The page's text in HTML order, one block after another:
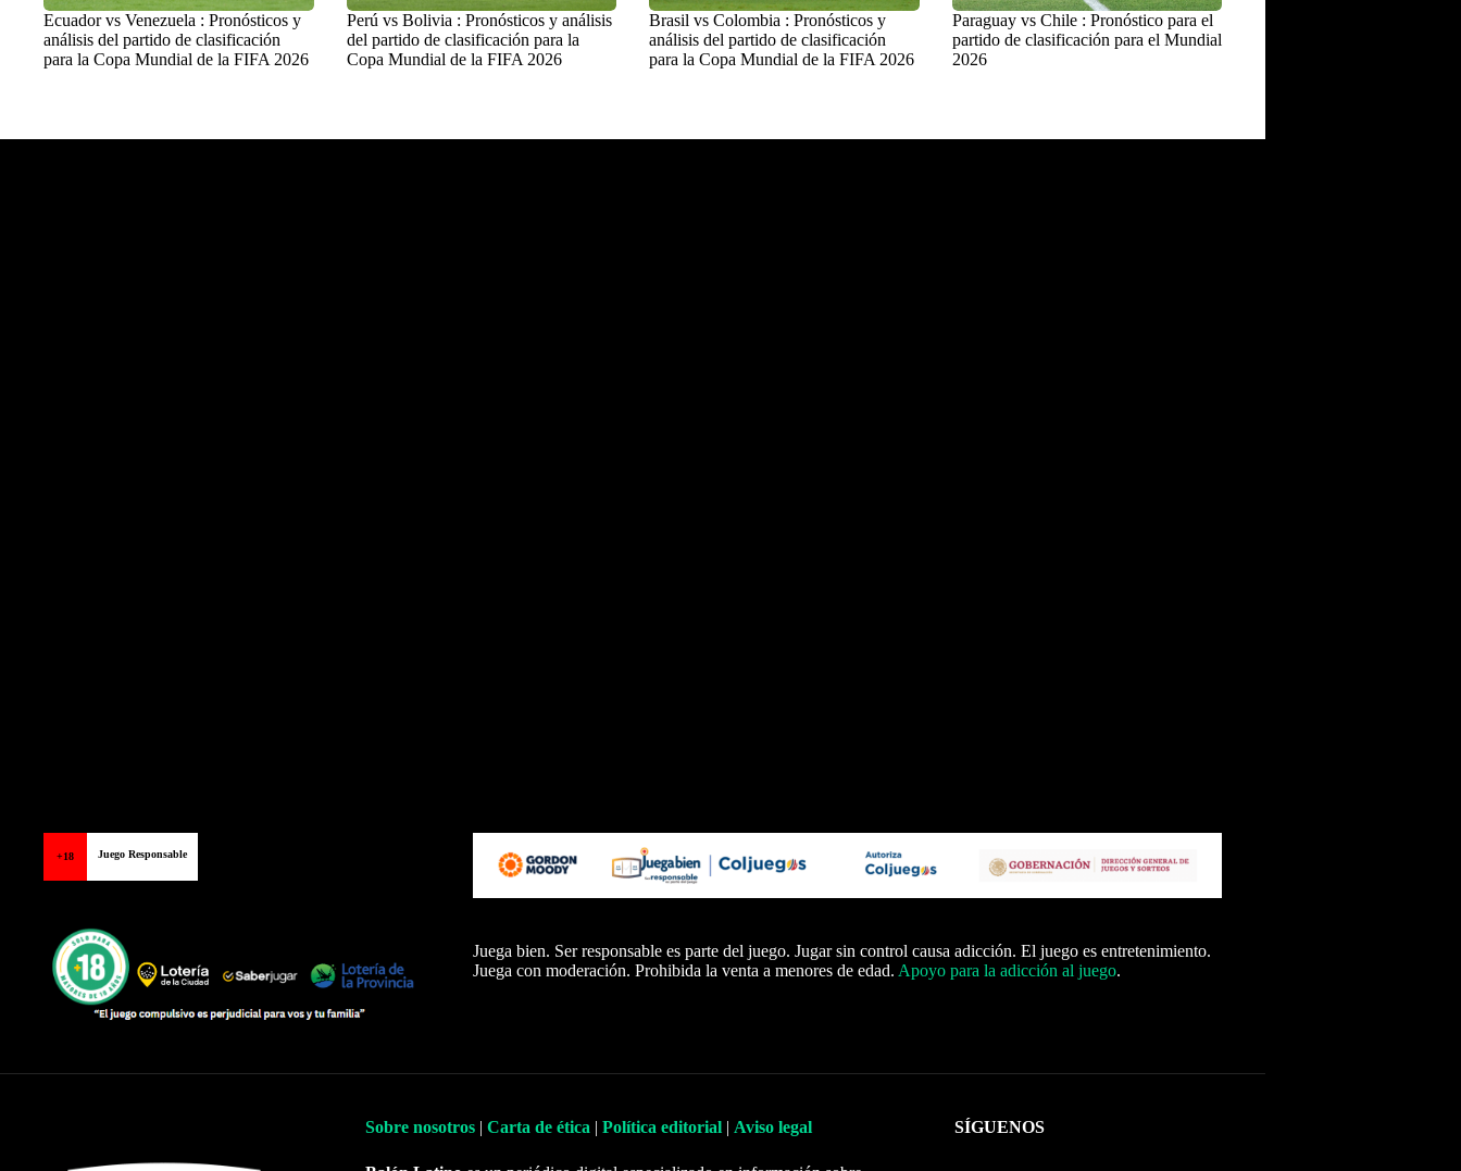
Ecuador vs Venezuela : Pronósticos y
análisis del partido de clasificación
para la Copa Mundial de la FIFA 2026
Perú vs Bolivia : Pronósticos y análisis
del partido de clasificación para la
Copa Mundial de la FIFA 2026
Brasil vs Colombia : Pronósticos y
análisis del partido de clasificación
para la Copa Mundial de la FIFA 2026
Paraguay vs Chile : Pronóstico para el
partido de clasificación para el Mundial
2026
+18 Juego Responsable
Juega bien. Ser responsable es parte del juego. Jugar sin control causa adicción. El juego es entretenimiento.
Juega con moderación. Prohibida la venta a menores de edad. Apoyo para la adicción al juego.
Sobre nosotros | Carta de ética | Política editorial | Aviso legal SÍGUENOS